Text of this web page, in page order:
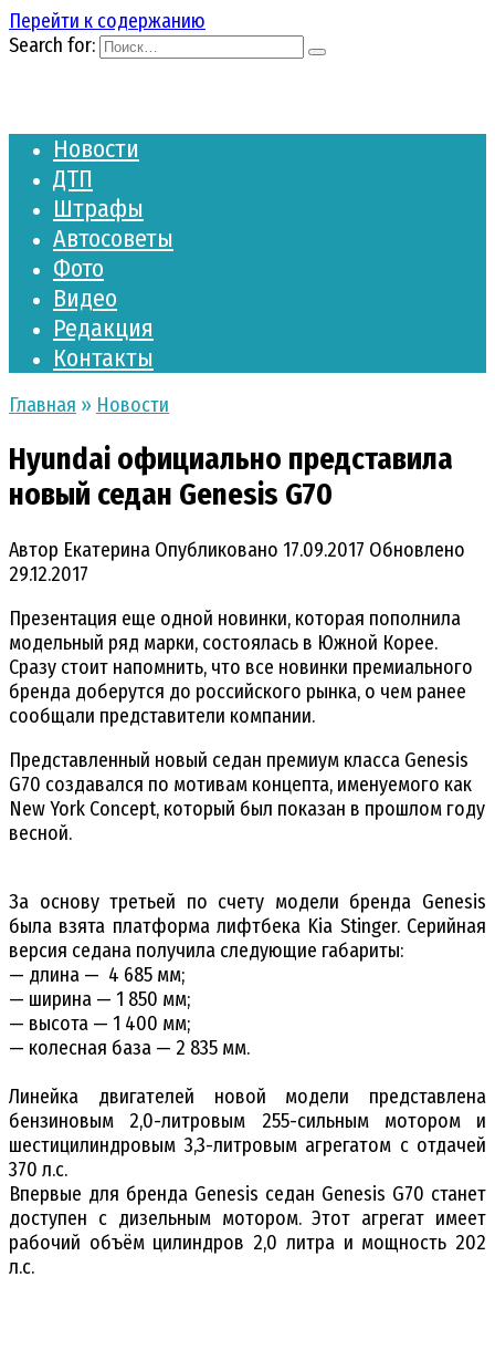
Перейти к содержанию
Search for:
Новости
ДТП
Штрафы
Автосоветы
Фото
Видео
Редакция
Контакты
Главная » Новости
Hyundai официально представила
новый седан Genesis G70
Автор Екатерина Опубликовано 17.09.2017 Обновлено
29.12.2017
Презентация еще одной новинки, которая пополнила
модельный ряд марки, состоялась в Южной Корее.
Сразу стоит напомнить, что все новинки премиального
бренда доберутся до российского рынка, о чем ранее
сообщали представители компании.
Представленный новый седан премиум класса Genesis
G70 создавался по мотивам концепта, именуемого как
New York Concept, который был показан в прошлом году
весной.
За основу третьей по счету модели бренда Genesis
была взята платформа лифтбека Kia Stinger. Серийная
версия седана получила следующие габариты:
— длина — 4 685 мм;
— ширина — 1 850 мм;
— высота — 1 400 мм;
— колесная база — 2 835 мм.
Линейка двигателей новой модели представлена
бензиновым 2,0-литровым 255-сильным мотором и
шестицилиндровым 3,3-литровым агрегатом с отдачей
370 л.с.
Впервые для бренда Genesis седан Genesis G70 станет
доступен с дизельным мотором. Этот агрегат имеет
рабочий объём цилиндров 2,0 литра и мощность 202
л.с.